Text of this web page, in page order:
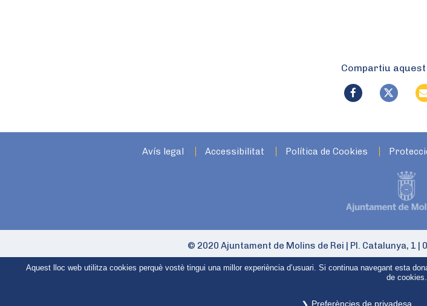
Compartiu
Avís legal Accessibilitat Política de Cookies
© 2020 Ajuntament de Molins de Rei Pl. Catalunya, 1
Aquest lloc web utilitza cookies perquè vostè tingui una millor experiència d’usuari. Si continua navegant esta
de cookies.
Preferències de privadesa